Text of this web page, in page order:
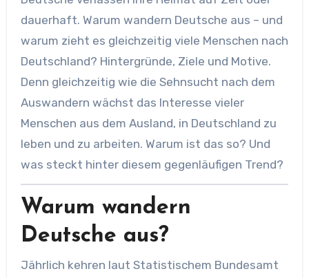
dauerhaft. Warum wandern Deutsche aus – und
warum zieht es gleichzeitig viele Menschen nach
Deutschland? Hintergründe, Ziele und Motive.
Denn gleichzeitig wie die Sehnsucht nach dem
Auswandern wächst das Interesse vieler
Menschen aus dem Ausland, in Deutschland zu
leben und zu arbeiten. Warum ist das so? Und
was steckt hinter diesem gegenläufigen Trend?
Warum wandern
Deutsche aus?
Jährlich kehren laut Statistischem Bundesamt